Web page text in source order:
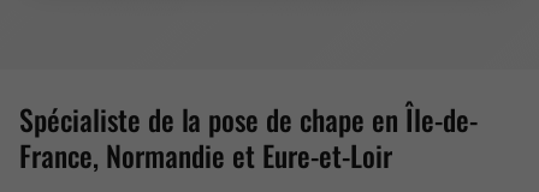
Spécialiste de la pose de chape en Île-de-
France, Normandie et Eure-et-Loir